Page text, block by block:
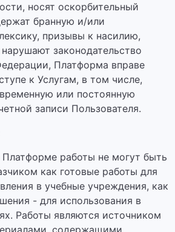
носят оскорбительный
бранную и/или
призывы к насилию,
законодательство
Платформа вправе
к Услугам, в том числе,
или постоянную
записи Пользователя.
работы не могут быть
как готовые работы для
в учебные учреждения, как
- для использования в
Работы являются источником